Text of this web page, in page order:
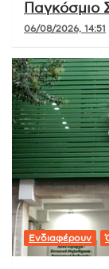
Παγκόσμιο
06/08/2026, 14:51
Ενδιαφέρουν